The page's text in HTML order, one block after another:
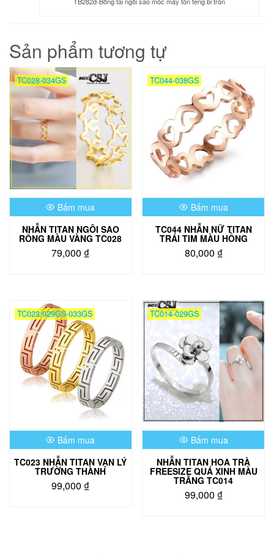
Sản phẩm tương tự
TC028-034GS
Bấm mua
NHẪN TITAN NGÔI SAO
RỔNG MÀU VÀNG TC028
79,000 ₫
TC044-038GS
Bấm mua
TC044 NHẪN NỮ TITAN
TRÁI TIM MÀU HỒNG
80,000 ₫
có
nhiều
thể.
Các
tùy
chọn
có
thể
được
chọn
trên
sản
phẩm
TC023-029GS-033GS
Bấm mua
TC023 NHẪN TITAN VẠN LÝ
TRƯỜNG THÀNH
99,000 ₫
TC014-029GS
Bấm mua
NHẪN TITAN HOA TRÀ
FREESIZE QUÁ XINH MÀU
TRẮNG TC014
99,000 ₫